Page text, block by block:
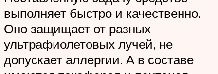
выполняет быстро и качественно.
Оно защищает от разных
ультрафиолетовых лучей, не
допускает аллергии. А в составе